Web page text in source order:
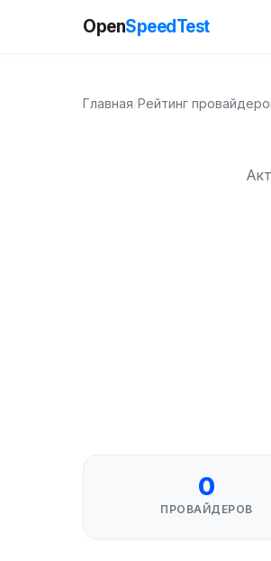
OpenSpeedTest
Главная Рейтинг
0
ПРОВАЙДЕРОВ